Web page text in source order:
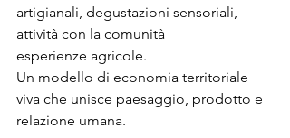
artigianali, degustazioni sensoriali,
attività con la comunità
esperienze agricole.
Un modello di economia territoriale
viva che unisce paesaggio, prodotto e
relazione umana.